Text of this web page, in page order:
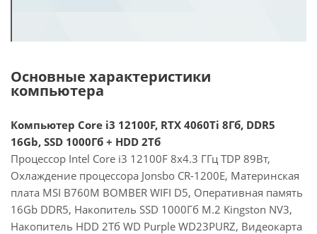
Основные характеристики
компьютера
Компьютер Core i3 12100F, RTX 4060Ti 8Гб, DDR5
16Gb, SSD 1000Гб + HDD 2Тб
Процессор Intel Core i3 12100F 8x4.3 ГГц TDP 89Вт,
Охлаждение процессора Jonsbo CR-1200E, Материнская
плата MSI B760M BOMBER WIFI D5, Оперативная память
16Gb DDR5, Накопитель SSD 1000Гб M.2 Kingston NV3,
Накопитель HDD 2Тб WD Purple WD23PURZ, Видеокарта